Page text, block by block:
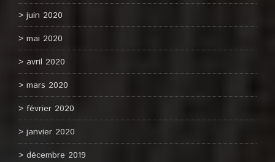
juin 2020
mai 2020
avril 2020
mars 2020
février 2020
janvier 2020
décembre 2019